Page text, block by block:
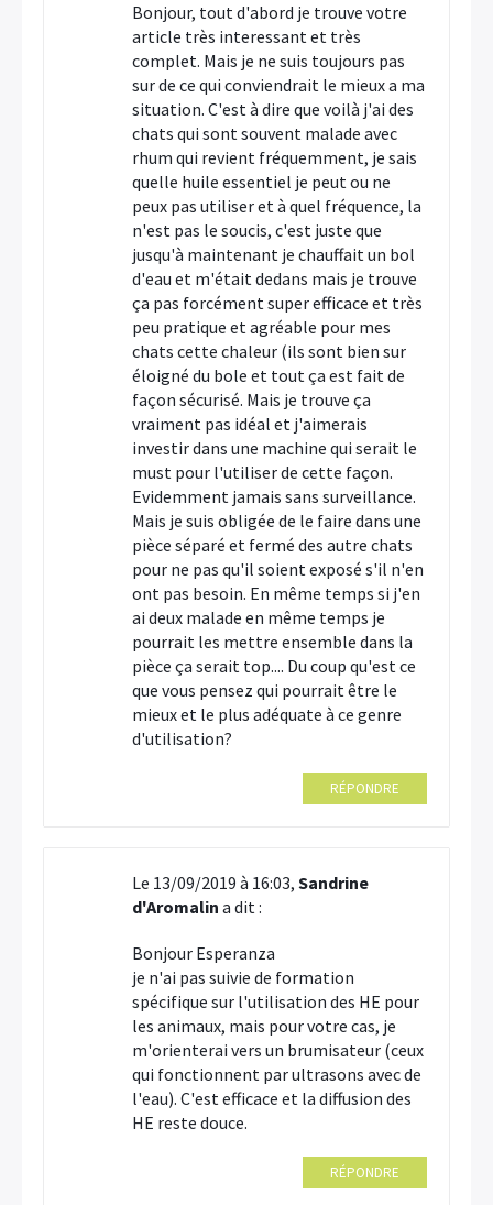
Bonjour, tout d'abord je trouve votre
article très interessant et très
complet. Mais je ne suis toujours pas
sur de ce qui conviendrait le mieux a ma
situation. C'est à dire que voilà j'ai des
chats qui sont souvent malade avec
rhum qui revient fréquemment, je sais
quelle huile essentiel je peut ou ne
peux pas utiliser et à quel fréquence, la
n'est pas le soucis, c'est juste que
jusqu'à maintenant je chauffait un bol
d'eau et m'était dedans mais je trouve
ça pas forcément super efficace et très
peu pratique et agréable pour mes
chats cette chaleur (ils sont bien sur
éloigné du bole et tout ça est fait de
façon sécurisé. Mais je trouve ça
vraiment pas idéal et j'aimerais
investir dans une machine qui serait le
must pour l'utiliser de cette façon.
Evidemment jamais sans surveillance.
Mais je suis obligée de le faire dans une
pièce séparé et fermé des autre chats
pour ne pas qu'il soient exposé s'il n'en
ont pas besoin. En même temps si j'en
ai deux malade en même temps je
pourrait les mettre ensemble dans la
pièce ça serait top.... Du coup qu'est ce
que vous pensez qui pourrait être le
mieux et le plus adéquate à ce genre
d'utilisation?
RÉPONDRE
Le 13/09/2019 à 16:03, Sandrine
d'Aromalin a dit :
Bonjour Esperanza
je n'ai pas suivie de formation
spécifique sur l'utilisation des HE pour
les animaux, mais pour votre cas, je
m'orienterai vers un brumisateur (ceux
qui fonctionnent par ultrasons avec de
l'eau). C'est efficace et la diffusion des
HE reste douce.
RÉPONDRE